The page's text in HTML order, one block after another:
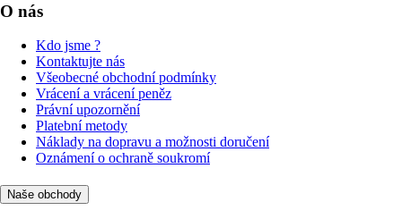
O nás
Kdo jsme ?
Kontaktujte nás
Všeobecné obchodní podmínky
Vrácení a vrácení peněz
Právní upozornění
Platební metody
Náklady na dopravu a možnosti doručení
Oznámení o ochraně soukromí
Naše obchody